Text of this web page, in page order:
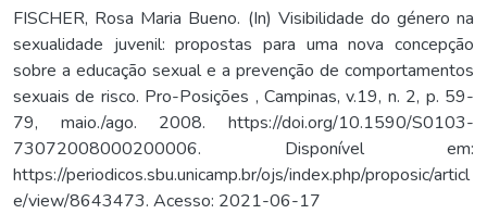
FISCHER, Rosa Maria Bueno. (In) Visibilidade do género na
sexualidade juvenil: propostas para uma nova concepção
sobre a educação sexual e a prevenção de comportamentos
sexuais de risco. Pro-Posições , Campinas, v.19, n. 2, p. 59-
79, maio./ago. 2008. https://doi.org/10.1590/S0103-
73072008000200006. Disponível em:
https://periodicos.sbu.unicamp.br/ojs/index.php/proposic/articl
e/view/8643473. Acesso: 2021-06-17